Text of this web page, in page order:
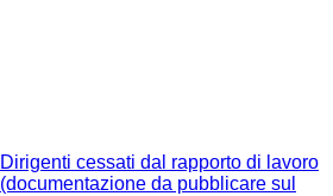
Dirigenti cessati dal rapporto di lavoro
(documentazione da pubblicare sul